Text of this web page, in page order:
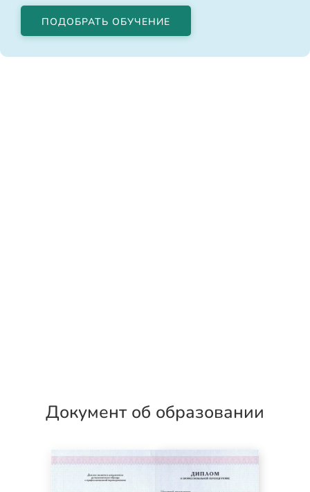
ПОДОБРАТЬ ОБУЧЕНИЕ
Документ об образовании